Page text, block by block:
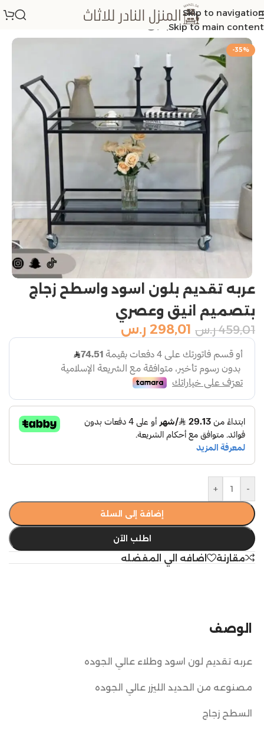
Skip to navigation
Skip to main content
الرئيسية/عربات تقديم ترلي
-35%
عربه تقديم بلون اسود واسطح زجاج
بتصميم انيق وعصري
459,01 ر.س 298,01 ر.س
-
+
إضافة إلى السلة
اطلب الآن
مقارنة اضافه الي المفضله
الوصف
عربه تقديم لون اسود وطلاء عالي الجوده
مصنوعه من الحديد الليزر عالي الجوده
السطح زجاج